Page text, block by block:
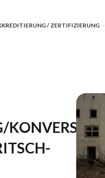
/ ZERTIFIZIERUNG
KONVERSION